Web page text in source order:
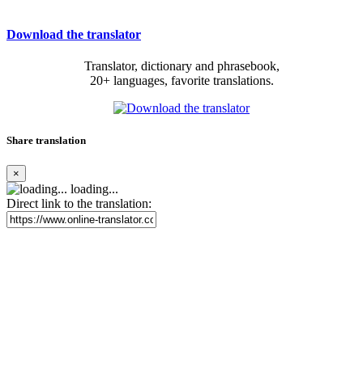
Download the translator
Translator, dictionary and phrasebook,
20+ languages, favorite translations.
Share translation
×
loading...
Direct link to the translation: